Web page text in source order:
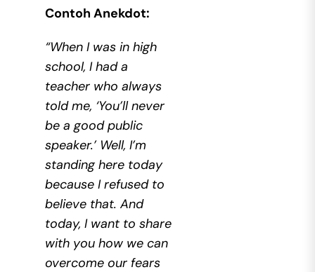
Contoh Anekdot:
“When I was in high
school, I had a
teacher who always
told me, ‘You’ll never
be a good public
speaker.’ Well, I’m
standing here today
because I refused to
believe that. And
today, I want to share
with you how we can
overcome our fears